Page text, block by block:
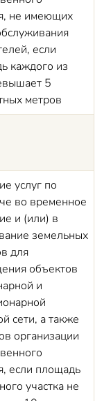
не имеющих
если
каждого из
5
метров
услуг по
во временное
и (или) в
земельных
для
объектов
и
сети, а также
организации
если площадь
участка не